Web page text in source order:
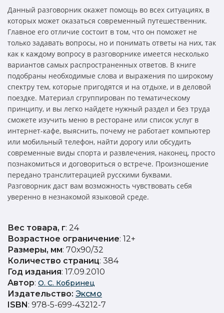
Данный разговорник окажет помощь во всех ситуациях, в
которых может оказаться современный путешественник.
Главное его отличие состоит в том, что он поможет не
только задавать вопросы, но и понимать ответы на них, так
как к каждому вопросу в разговорнике имеется несколько
вариантов самых распространенных ответов. В книге
подобраны необходимые слова и выражения по широкому
спектру тем, которые пригодятся и на отдыхе, и в деловой
поездке. Материал сгруппирован по тематическому
принципу, и вы легко найдете нужный раздел и без труда
сможете изучить меню в ресторане или список услуг в
интернет-кафе, выяснить, почему не работает компьютер
или мобильный телефон, найти дорогу или обсудить
современные виды спорта и развлечения, наконец, просто
познакомиться и договориться о встрече. Произношение
передано транслитерацией русскими буквами.
Разговорник даст вам возможность чувствовать себя
уверенно в незнакомой языковой среде.
Вес товара, г: 24
Возрастное ограничение: 12+
Размеры, мм: 70х90/32
Количество страниц: 384
Год издания: 17.09.2010
Автор: О. С. Кобринец
Издательство: Эксмо
ISBN : 978-5-699-43212-7